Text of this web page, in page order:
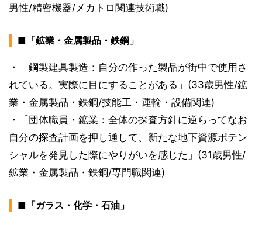
男性/精密機器/メカトロ関連技術職)
■「鉱業・金属製品・鉄鋼」
・「鋼製建具製造：自分の作った製品が街中で使用さ
れている。実際に目にすることがある」(33歳男性/鉱
業・金属製品・鉄鋼/技能工・運輸・設備関連)
・「団体職員・鉱業：全体の探査方針に逆らってなお
自分の探査計画を押し通して、新たな地下資源ポテン
シャルを発見した際にやりがいを感じた」(31歳男性/
鉱業・金属製品・鉄鋼/専門職関連)
■「ガラス・化学・石油」